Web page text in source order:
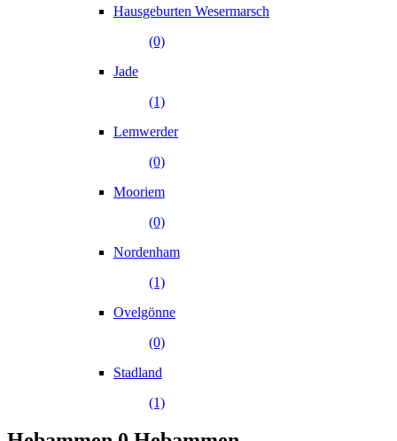
Hausgeburten Wesermarsch
(0)
Jade
(1)
Lemwerder
(0)
Mooriem
(0)
Nordenham
(1)
Ovelgönne
(0)
Stadland
(1)